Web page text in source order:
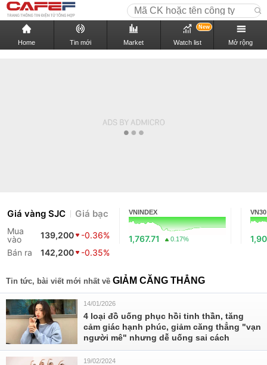
Home Tin mới Market Watch list
New
Mở rộng
Giá vàng SJC Giá bạc
Mua
vào
139,200
-0.36%
Bán ra
142,200 -0.35%
VNINDEX
1,767.71 0.17%
VN30
Tin tức, bài viết mới nhất về GIẢM CĂNG THẲNG
14/01/2026
4 loại đồ uống phục hồi tinh thần, tăng
cảm giác hạnh phúc, giảm căng thẳng "vạn
người mê" nhưng dễ uống sai cách
19/02/2024